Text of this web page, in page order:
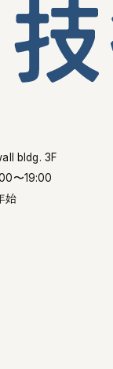
bldg. 3F
〜19:00
始